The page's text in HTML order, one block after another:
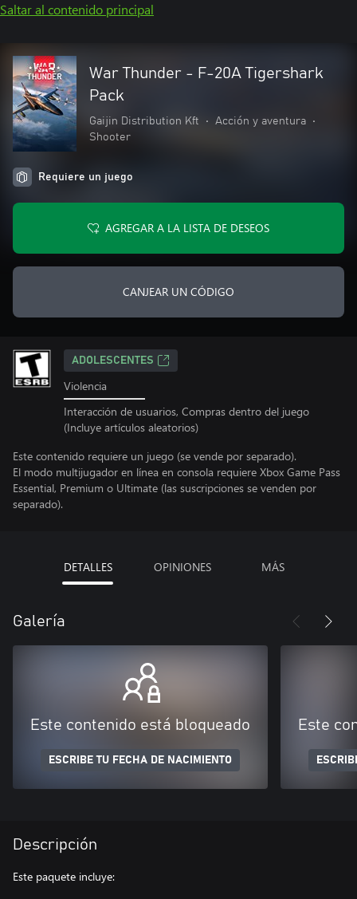
Saltar al contenido principal
War Thunder - F-20A Tigershark
Pack
Gaijin Distribution Kft • Acción y aventura
•
Shooter
Requiere un juego
AGREGAR A LA LISTA DE DESEOS
CANJEAR UN CÓDIGO
ADOLESCENTES
Violencia
Interacción de usuarios, Compras dentro del juego
(Incluye artículos aleatorios)
Este contenido requiere un juego (se vende por separado).
El modo multijugador en línea en consola requiere Xbox Game Pass
Essential, Premium o Ultimate (las suscripciones se venden por
separado).
DETALLES OPINIONES MÁS
Galería
Este contenido está bloqueado
ESCRIBE TU FECHA DE NACIMIENTO
Este
Descripción
Este paquete incluye: